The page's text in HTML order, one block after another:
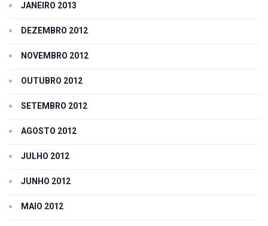
JANEIRO 2013
DEZEMBRO 2012
NOVEMBRO 2012
OUTUBRO 2012
SETEMBRO 2012
AGOSTO 2012
JULHO 2012
JUNHO 2012
MAIO 2012